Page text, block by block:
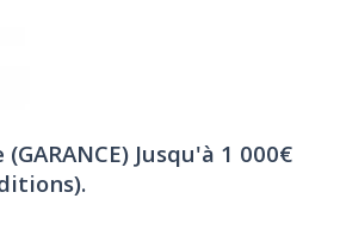
Jusqu'à 1 000€